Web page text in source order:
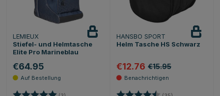
LEMIEUX
Stiefel- und Helmtasche
Elite Pro Marineblau
€64.95
Bewertung:
HANSBO SPORT
Helm Tasche HS Schwarz
€12.76 €15.95
Bewertung: